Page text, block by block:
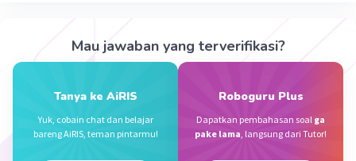
Mau jawaban yang terverifikasi?
Tanya ke AiRIS
Yuk, cobain chat dan belajar
bareng AiRIS, teman pintarmu!
Roboguru Plus
Dapatkan pembahasan soal ga
pake lama, langsung dari Tutor!